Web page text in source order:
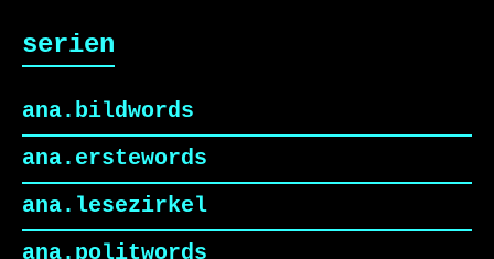
serien
ana.bildwords
ana.erstewords
ana.lesezirkel
ana.politwords